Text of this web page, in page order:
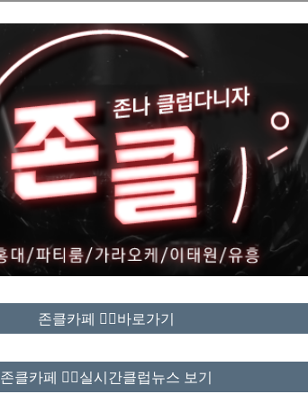
존클카페 ❤️‍🔥바로가기
존클카페 ❤️‍🔥실시간클럽뉴스 보기